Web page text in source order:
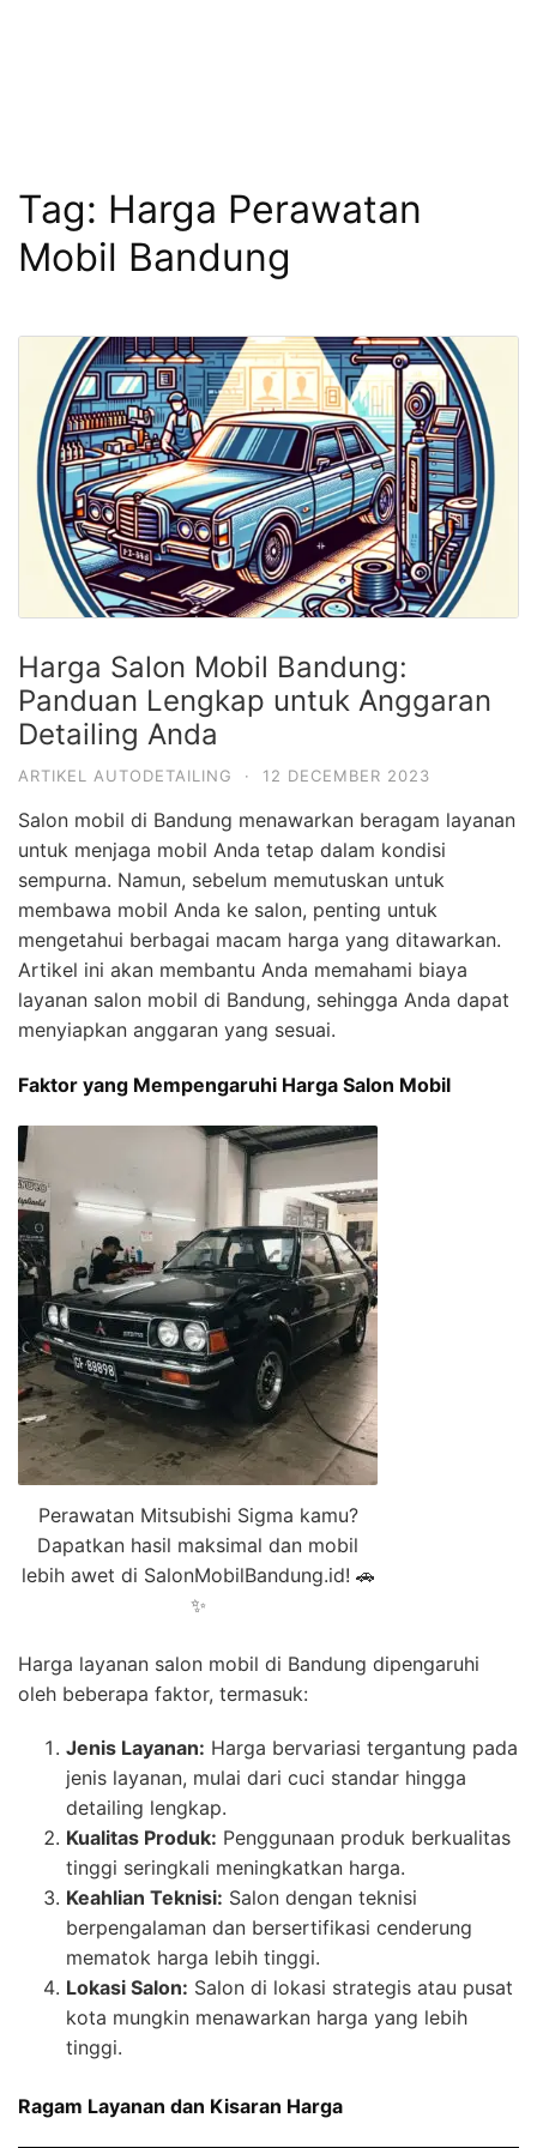
Tag: Harga Perawatan
Mobil Bandung
Harga Salon Mobil Bandung:
Panduan Lengkap untuk Anggaran
Detailing Anda
ARTIKEL AUTODETAILING · 12 DECEMBER 2023
Salon mobil di Bandung menawarkan beragam layanan
untuk menjaga mobil Anda tetap dalam kondisi
sempurna. Namun, sebelum memutuskan untuk
membawa mobil Anda ke salon, penting untuk
mengetahui berbagai macam harga yang ditawarkan.
Artikel ini akan membantu Anda memahami biaya
layanan salon mobil di Bandung, sehingga Anda dapat
menyiapkan anggaran yang sesuai.
Faktor yang Mempengaruhi Harga Salon Mobil
Perawatan Mitsubishi Sigma kamu?
Dapatkan hasil maksimal dan mobil
lebih awet di SalonMobilBandung.id! 🚗
✨
Harga layanan salon mobil di Bandung dipengaruhi
oleh beberapa faktor, termasuk:
Jenis Layanan: Harga bervariasi tergantung pada
jenis layanan, mulai dari cuci standar hingga
detailing lengkap.
Kualitas Produk: Penggunaan produk berkualitas
tinggi seringkali meningkatkan harga.
Keahlian Teknisi: Salon dengan teknisi
berpengalaman dan bersertifikasi cenderung
mematok harga lebih tinggi.
Lokasi Salon: Salon di lokasi strategis atau pusat
kota mungkin menawarkan harga yang lebih
tinggi.
Ragam Layanan dan Kisaran Harga